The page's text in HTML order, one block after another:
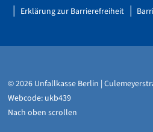
Erklärung zur Barrierefreiheit
© 2026 Unfallkasse Berlin |
Webcode: ukb439
Nach oben scrollen